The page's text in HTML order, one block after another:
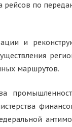
рейсов по
и
маршрутов.